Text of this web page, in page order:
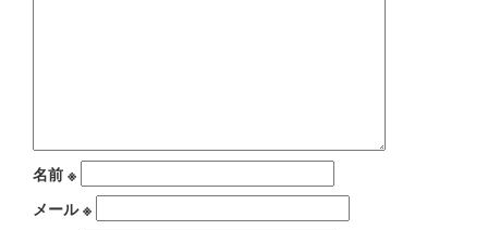
名前 ※
メール※